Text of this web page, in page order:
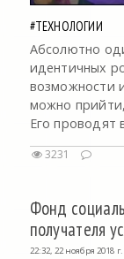
#ТЕХНОЛОГИИ
Абсолютно
идентичных
возможности
можно
Его проводят
3231
Фонд
получателя
22:32, 22 ноября 2018 г.